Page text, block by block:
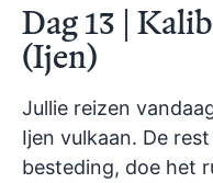
Dag 13 |
(Ijen)
Jullie reizen
Ijen vulkaan. De
besteding, doe het